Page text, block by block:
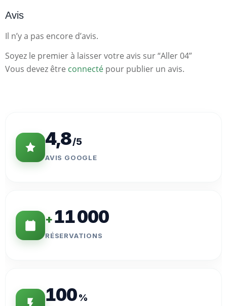
Avis
Il n’y a pas encore d’avis.
Soyez le premier à laisser votre avis sur “Aller 04”
Vous devez être connecté pour publier un avis.
4,8/5
AVIS GOOGLE
+11 000
RÉSERVATIONS
100%